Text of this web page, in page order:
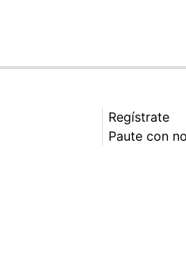
Regístrate
Paute con